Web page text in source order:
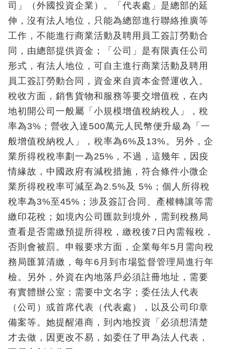
司」（外國投資企業）。「代表處」是總部的延
伸，沒有法人地位，只能為總部進行聯絡推廣等
工作，不能進行商業活動及聘用員工簽訂勞動合
同，由總部提供資金；「公司」是有限責任公司
形式，有法人地位，可自主進行商業活動及聘用
員工簽訂勞動合同，資金來自資本金營運收入。
稅收方面，銷售貨物和服務等要交增值稅，在內
地初開公司一般屬「小規模增值稅納稅人」，稅
率為3%；營收入達500萬元人民幣便升級為「一
般增值稅納稅人」，稅率為6%及13%。另外，企
業所得稅稅率劃一為25%，不過，這幾年，因疫
情緣故，中國政府有減稅措施，符合條件小微企
業所得稅稅率可減至為2.5%及 5%；個人所得稅
稅率為3%至45%；涉及簽訂合同、產權轉讓等需
繳印花稅；如境內公司匯款到境外，需到稅務局
查看是否需繳預提所得稅，繳稅後7日內需報稅，
否則會被罰。申報要求方面，企業每年5月需向稅
務局匯算清繳，每年6月到市場監督管理局進行年
檢。另外，外資在內地落戶必須註冊地址，需要
有實體辦公室；需要中文名字；委任法人代表
（公司）或首席代表（代表處），以及公司印章
備案等。她提醒港商，到內地投資「必須想清楚
才去做，因更改不易，如委任了甲為法人代表，